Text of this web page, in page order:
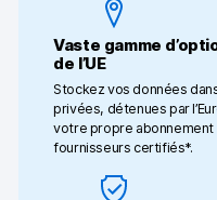
Piano
Vaste gamme
de l’UE
Stockez vos données
privées, détenues par
votre propre abonnement
fournisseurs certifiés*.